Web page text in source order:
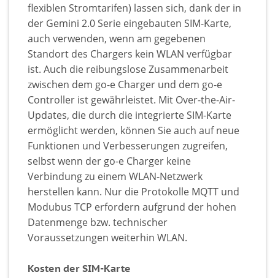
flexiblen Stromtarifen) lassen sich, dank der in
der Gemini 2.0 Serie eingebauten SIM-Karte,
auch verwenden, wenn am gegebenen
Standort des Chargers kein WLAN verfügbar
ist. Auch die reibungslose Zusammenarbeit
zwischen dem go-e Charger und dem go-e
Controller ist gewährleistet. Mit Over-the-Air-
Updates, die durch die integrierte SIM-Karte
ermöglicht werden, können Sie auch auf neue
Funktionen und Verbesserungen zugreifen,
selbst wenn der go-e Charger keine
Verbindung zu einem WLAN-Netzwerk
herstellen kann. Nur die Protokolle MQTT und
Modubus TCP erfordern aufgrund der hohen
Datenmenge bzw. technischer
Voraussetzungen weiterhin WLAN.
Kosten der SIM-Karte